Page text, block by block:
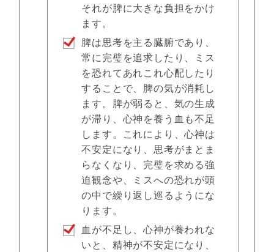
それが脾に大きな負担をかけ
ます。
脾は思考を主る臓腑であり、
常に完璧を追求したり、ミス
を恐れてあれこれ心配したり
することで、脾の気が消耗し
ます。脾が弱ると、気の生成
が滞り、心神を養う血も不足
します。これにより、心神は
不安定になり、思考がまとま
らなくなり、完璧を求める強
迫観念や、ミスへの恐れが頭
の中で繰り返し巡るようにな
ります。
血が不足し、心神が養われな
いと、精神が不安定になり、